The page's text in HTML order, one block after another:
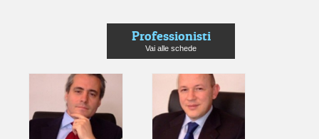
Professionisti
Vai alle schede